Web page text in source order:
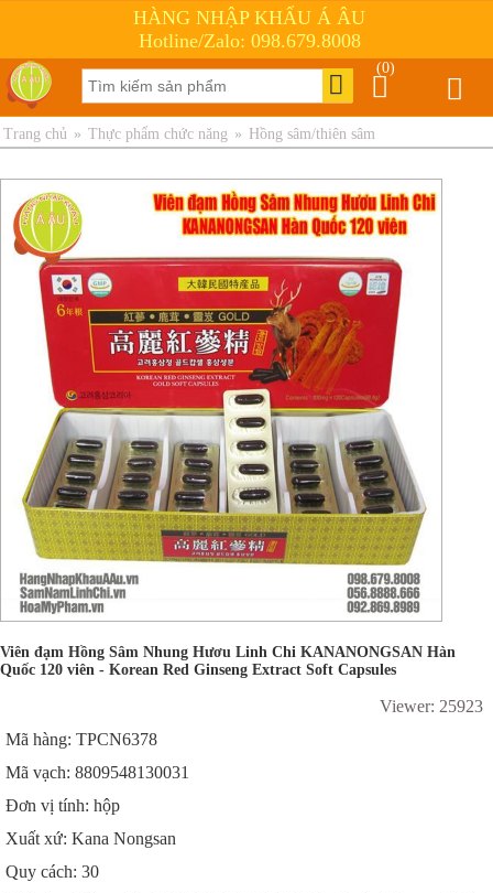
HÀNG NHẬP KHẨU Á ÂU
Hotline/Zalo: 098.679.8008
(0)
Trang chủ » Thực phẩm chức năng » Hồng sâm/thiên sâm
Viên đạm Hồng Sâm Nhung Hươu Linh Chi KANANONGSAN Hàn
Quốc 120 viên - Korean Red Ginseng Extract Soft Capsules
Viewer: 25923
Mã hàng: TPCN6378
Mã vạch: 8809548130031
Đơn vị tính: hộp
Xuất xứ: Kana Nongsan
Quy cách: 30